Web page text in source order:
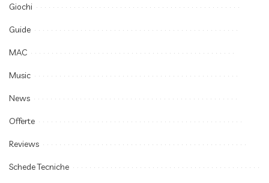
Giochi
Guide
MAC
Music
News
Offerte
Reviews
Schede Tecniche